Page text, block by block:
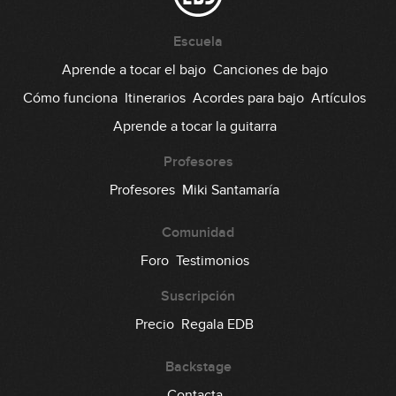
06:55
#35: Desplazamiento rítmico
#36: Ejercicio de tonalidades
#37: Ejercicio de sextas
Escuela
Aprende a tocar el bajo Canciones de bajo
Cómo funciona Itinerarios Acordes para bajo Artículos
Aprende a tocar la guitarra
Profesores
Profesores Miki Santamaría
Comunidad
Foro Testimonios
Suscripción
Precio Regala EDB
Backstage